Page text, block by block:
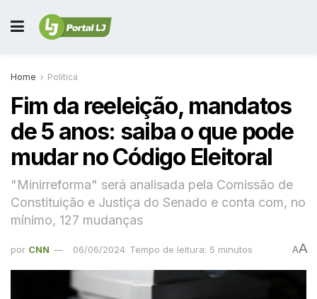
Home Política
Fim da reeleição, mandatos
de 5 anos: saiba o que pode
mudar no Código Eleitoral
"Minirreforma" será analisada pela Comissão de
Constituição e Justiça do Senado e conta com, no
mínimo, 127 mudanças
por CNN 06/06/2024 Tempo de leitura: 5 minutos AA